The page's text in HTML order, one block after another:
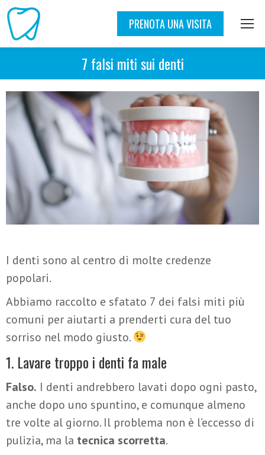
PRENOTA UNA VISITA
7 falsi miti sui denti
I denti sono al centro di molte credenze
popolari.
Abbiamo raccolto e sfatato 7 dei falsi miti più
comuni per aiutarti a prenderti cura del tuo
sorriso nel modo giusto.
1. Lavare troppo i denti fa male
Falso. I denti andrebbero lavati dopo ogni pasto,
anche dopo uno spuntino, e comunque almeno
tre volte al giorno. Il problema non è l’eccesso di
pulizia, ma la tecnica scorretta.